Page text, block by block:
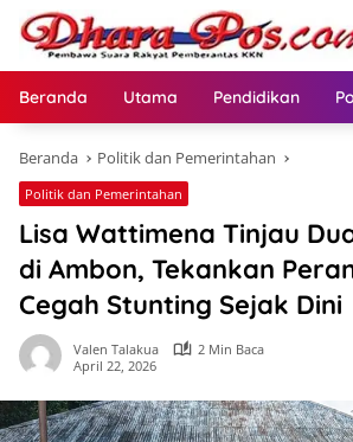
Langsung
konten
Beranda Utama Pendidikan
Beranda Politik dan Pemerintahan
Politik dan Pemerintahan
Lisa Wattimena Tinjau
di Ambon, Tekankan
Cegah Stunting Sejak Dini
Valen Talakua
2 Min Baca
April 22, 2026